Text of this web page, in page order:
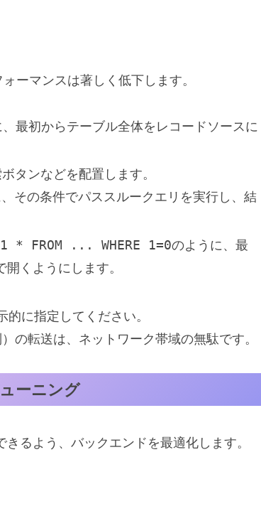
ーマンスは著しく低下します。
最初からテーブル全体をレコードソースに
タンなどを配置します。
その条件でパススルークエリを実行し、結
1 * FROM ... WHERE 1=0のように、最
くようにします。
に指定してください。
の転送は、ネットワーク帯域の無駄です。
ーニング
るよう、バックエンドを最適化します。